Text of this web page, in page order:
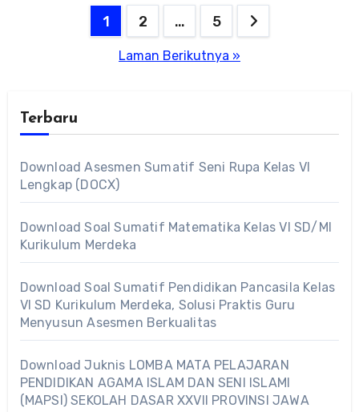
Paginasi
1 2 … 5
Laman Berikutnya »
Terbaru
Download Asesmen Sumatif Seni Rupa Kelas VI
Lengkap (DOCX)
Download Soal Sumatif Matematika Kelas VI SD/MI
Kurikulum Merdeka
Download Soal Sumatif Pendidikan Pancasila Kelas
VI SD Kurikulum Merdeka, Solusi Praktis Guru
Menyusun Asesmen Berkualitas
Download Juknis LOMBA MATA PELAJARAN
PENDIDIKAN AGAMA ISLAM DAN SENI ISLAMI
(MAPSI) SEKOLAH DASAR XXVII PROVINSI JAWA